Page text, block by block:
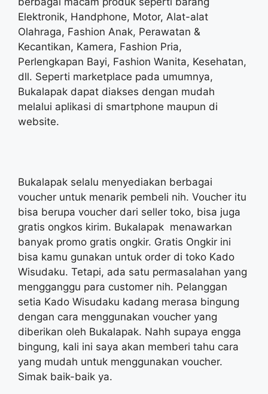
Elektronik, Handphone, Motor, Alat-alat
Olahraga, Fashion Anak, Perawatan &
Kecantikan, Kamera, Fashion Pria,
Perlengkapan Bayi, Fashion Wanita, Kesehatan,
dll. Seperti marketplace pada umumnya,
Bukalapak dapat diakses dengan mudah
melalui aplikasi di smartphone maupun di
website.
Bukalapak selalu menyediakan berbagai
voucher untuk menarik pembeli nih. Voucher itu
bisa berupa voucher dari seller toko, bisa juga
gratis ongkos kirim. Bukalapak menawarkan
banyak promo gratis ongkir. Gratis Ongkir ini
bisa kamu gunakan untuk order di toko Kado
Wisudaku. Tetapi, ada satu permasalahan yang
mengganggu para customer nih. Pelanggan
setia Kado Wisudaku kadang merasa bingung
dengan cara menggunakan voucher yang
diberikan oleh Bukalapak. Nahh supaya engga
bingung, kali ini saya akan memberi tahu cara
yang mudah untuk menggunakan voucher.
Simak baik-baik ya.